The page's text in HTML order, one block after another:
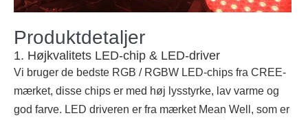
Produktdetaljer
1. Højkvalitets LED-chip & LED-driver
Vi bruger de bedste RGB / RGBW LED-chips fra CREE-
mærket, disse chips er med høj lysstyrke, lav varme og
god farve. LED driveren er fra mærket Mean Well, som er